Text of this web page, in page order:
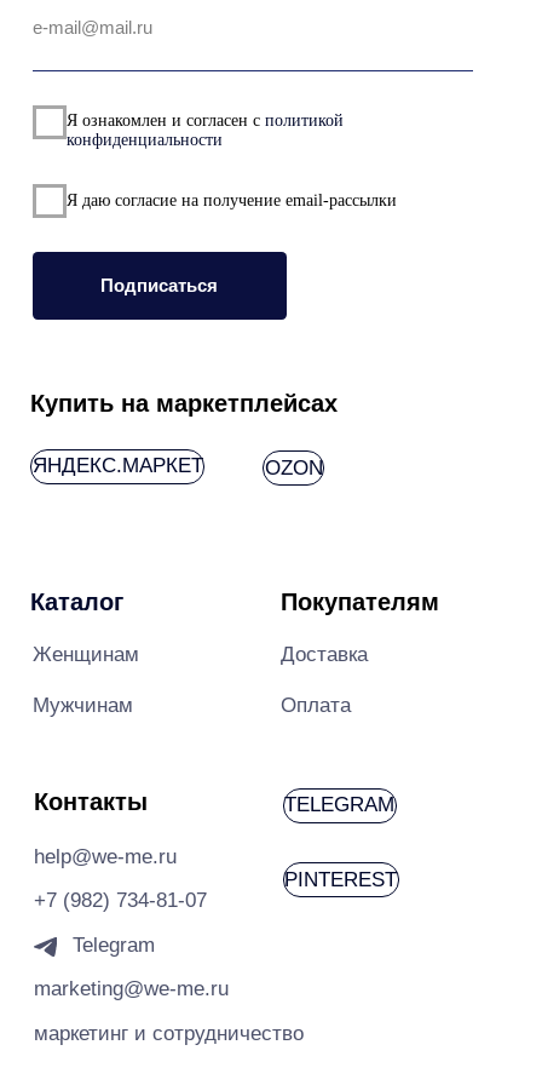
ИНН 6685194242